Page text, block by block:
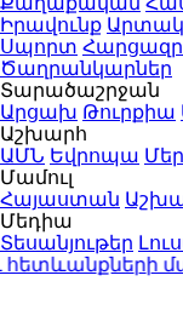
Իրավունք
Սպորտ
Ծաղրանկարներ
Տարածաշրջան
Արցախ Թուրքիա
Աշխարհ
ԱՄՆ Եվրոպա
Մամուլ
Հայաստան
Մեդիա
Տեսանյութեր